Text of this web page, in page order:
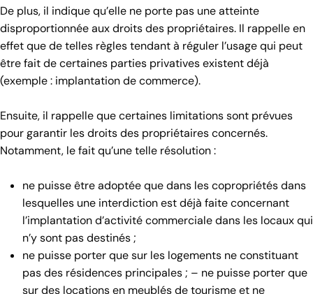
De plus, il indique qu’elle ne porte pas une atteinte
disproportionnée aux droits des propriétaires. Il rappelle en
effet que de telles règles tendant à réguler l’usage qui peut
être fait de certaines parties privatives existent déjà
(exemple : implantation de commerce).
Ensuite, il rappelle que certaines limitations sont prévues
pour garantir les droits des propriétaires concernés.
Notamment, le fait qu’une telle résolution :
ne puisse être adoptée que dans les copropriétés dans
lesquelles une interdiction est déjà faite concernant
l’implantation d’activité commerciale dans les locaux qui
n’y sont pas destinés ;
ne puisse porter que sur les logements ne constituant
pas des résidences principales ; – ne puisse porter que
sur des locations en meublés de tourisme et ne